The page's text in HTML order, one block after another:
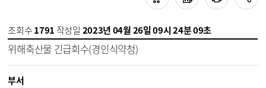
조회수1791 작성일 2023년 04월 26일 09시 24분 09초
위해축산물 긴급회수(경인식약청)
부서